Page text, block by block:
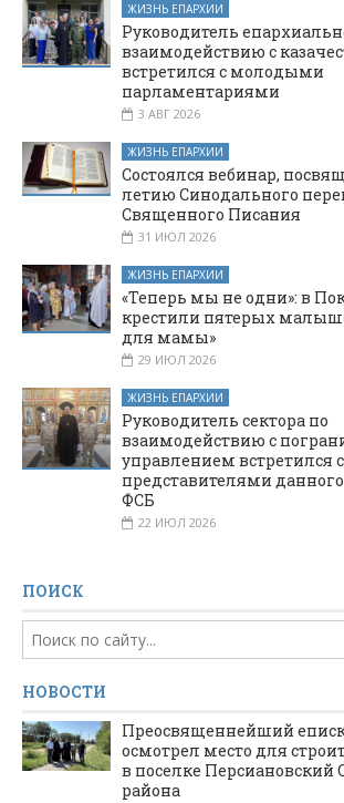
ЖИЗНЬ ЕПАРХИИ
Руководитель
взаимодействию с
встретился с молодыми
парламентариями
3 АВГ 2026
ЖИЗНЬ ЕПАРХИИ
Состоялся вебинар,
летию Синодального
Священного Писания
31 ИЮЛ 2026
ЖИЗНЬ ЕПАРХИИ
«Теперь мы не одни»: в
крестили пятерых
для мамы»
29 ИЮЛ 2026
ЖИЗНЬ ЕПАРХИИ
Руководитель сектора по
взаимодействию с
управлением встретился с
представителями
ФСБ
22 ИЮЛ 2026
ПОИСК
НОВОСТИ
Преосвященнейший
осмотрел место для
в поселке Персиановский
района